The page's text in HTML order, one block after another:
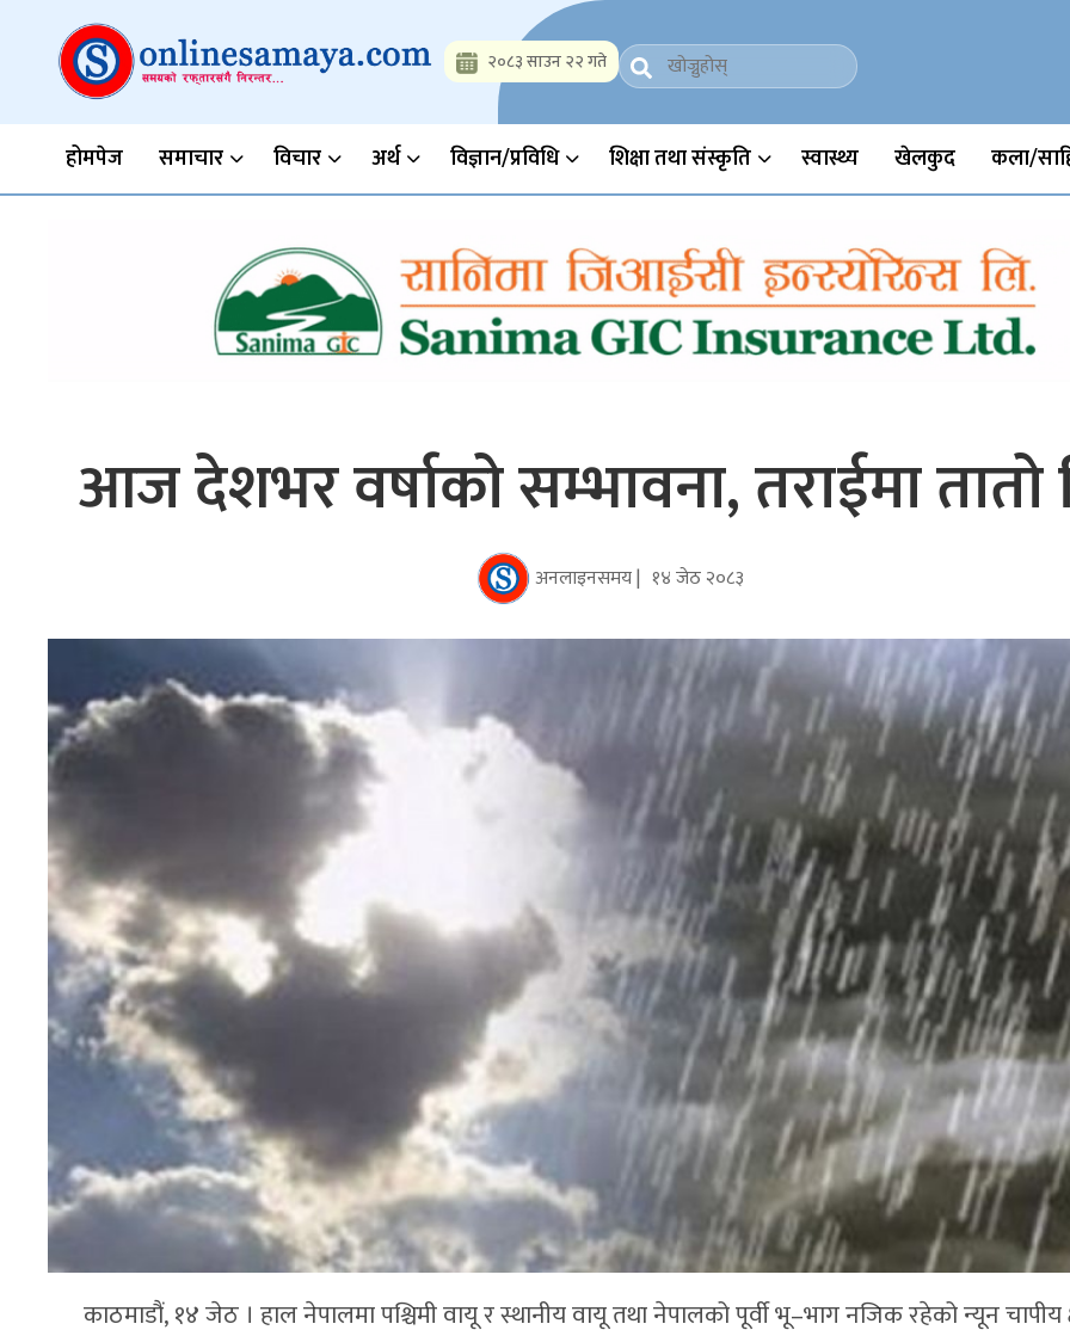
content
Onlinesamaya.com
Nepal News Portal, Business, Hot News, Interview, Opinions, Politics, Science, Technology, Social, Media, Sports, Youth, Model
२०८३ साउन २२ गते
होमपेज समाचार विचार अर्थ विज्ञान/प्रविधि शिक्षा तथा संस्कृति स्वास्थ्य खेलकुद कला/
आज देशभर वर्षाको सम्भावना, तराईमा तातो
अनलाइनसमय | १४ जेठ २०८३
काठमाडौं, १४ जेठ । हाल नेपालमा पश्चिमी वायू र स्थानीय वायू तथा नेपालको पूर्वी भू–भाग नजिक रहेको न्यून चापीय